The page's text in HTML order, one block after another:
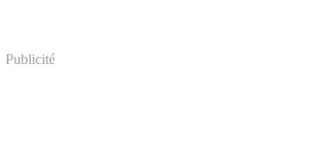
Publicité